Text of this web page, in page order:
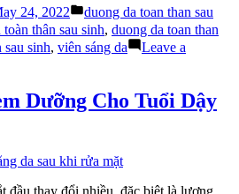
24, 2022
Posted
in
duong da toan than sau
thân sau sinh, duong da toan than
sau sinh, viên sáng da
Leave a
Dưỡng Cho Tuổi Dậy